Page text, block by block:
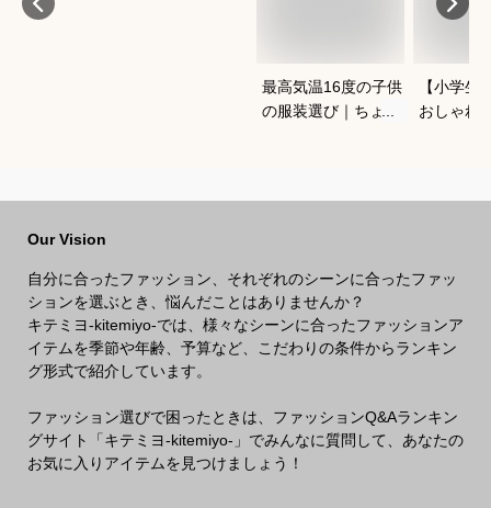
最高気温16度の子供
の服装選び｜ちょう
【小学生
おしゃれ
Our Vision
自分に合ったファッション、それぞれのシーンに合ったファッ
ションを選ぶとき、悩んだことはありませんか？
キテミヨ-kitemiyo-では、様々なシーンに合ったファッションア
イテムを季節や年齢、予算など、こだわりの条件からランキン
グ形式で紹介しています。
ファッション選びで困ったときは、ファッションQ&Aランキン
グサイト「キテミヨ-kitemiyo-」でみんなに質問して、あなたの
お気に入りアイテムを見つけましょう！